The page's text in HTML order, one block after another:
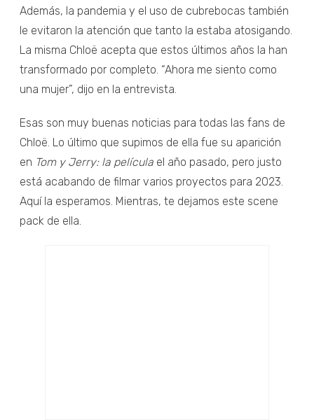
Además, la pandemia y el uso de cubrebocas también
le evitaron la atención que tanto la estaba atosigando.
La misma Chloë acepta que estos últimos años la han
transformado por completo. “Ahora me siento como
una mujer”, dijo en la entrevista.
Esas son muy buenas noticias para todas las fans de
Chloë. Lo último que supimos de ella fue su aparición
en Tom y Jerry: la película el año pasado, pero justo
está acabando de filmar varios proyectos para 2023.
Aquí la esperamos. Mientras, te dejamos este scene
pack de ella.